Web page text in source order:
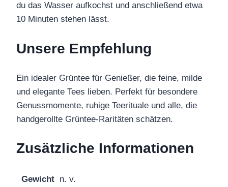
du das Wasser aufkochst und anschließend etwa
10 Minuten stehen lässt.
Unsere Empfehlung
Ein idealer Grüntee für Genießer, die feine, milde
und elegante Tees lieben. Perfekt für besondere
Genussmomente, ruhige Teerituale und alle, die
handgerollte Grüntee-Raritäten schätzen.
Zusätzliche Informationen
Gewicht n. v.